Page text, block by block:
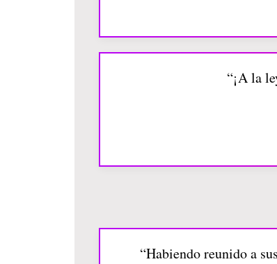
“¡A la
“Habiendo reunido a